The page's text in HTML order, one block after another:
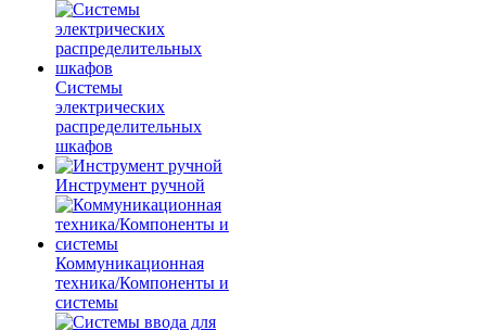
Системы
электрических
распределительных
шкафов
Инструмент ручной
Коммуникационная
техника/Компоненты и
системы